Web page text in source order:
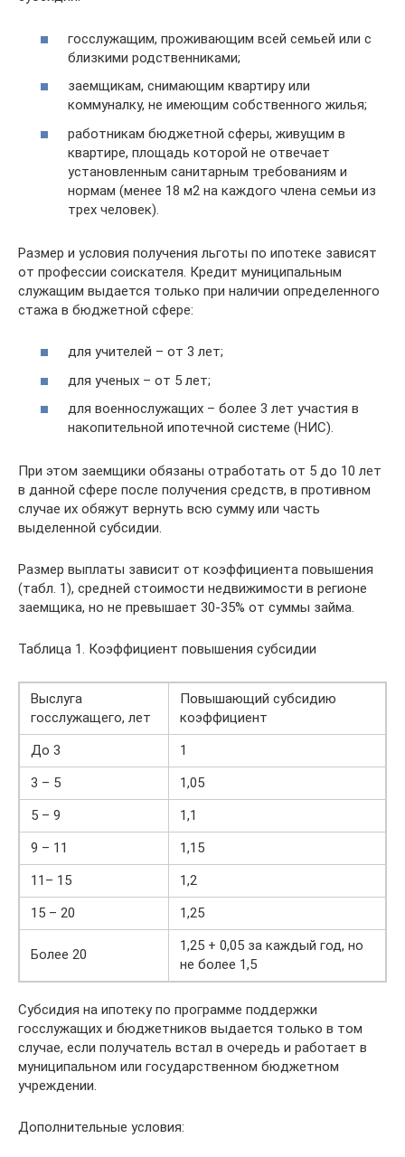
госслужащим, проживающим всей семьей или с
близкими родственниками;
заемщикам, снимающим квартиру или
коммуналку, не имеющим собственного жилья;
работникам бюджетной сферы, живущим в
квартире, площадь которой не отвечает
установленным санитарным требованиям и
нормам (менее 18 м2 на каждого члена семьи из
трех человек).
Размер и условия получения льготы по ипотеке зависят
от профессии соискателя. Кредит муниципальным
служащим выдается только при наличии определенного
стажа в бюджетной сфере:
для учителей – от 3 лет;
для ученых – от 5 лет;
для военнослужащих – более 3 лет участия в
накопительной ипотечной системе (НИС).
При этом заемщики обязаны отработать от 5 до 10 лет
в данной сфере после получения средств, в противном
случае их обяжут вернуть всю сумму или часть
выделенной субсидии.
Размер выплаты зависит от коэффициента повышения
(табл. 1), средней стоимости недвижимости в регионе
заемщика, но не превышает 30-35% от суммы займа.
Таблица 1. Коэффициент повышения субсидии
Выслуга
госслужащего, лет
Повышающий субсидию
коэффициент
До 3
1
3 – 5
1,05
5 – 9
1,1
9 – 11
1,15
11– 15
1,2
15 – 20
1,25
Более 20
1,25 + 0,05 за каждый год, но
не более 1,5
Субсидия на ипотеку по программе поддержки
госслужащих и бюджетников выдается только в том
случае, если получатель встал в очередь и работает в
муниципальном или государственном бюджетном
учреждении.
Дополнительные условия: